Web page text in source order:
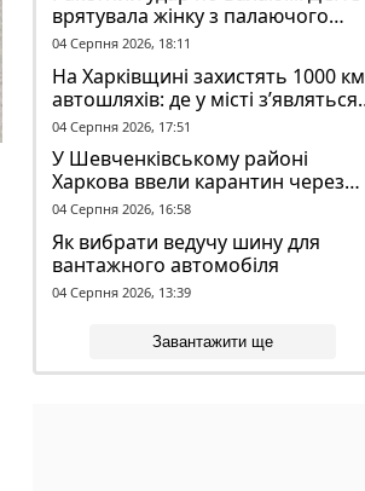
врятувала жінку з палаючого
будинку
04 Серпня 2026, 18:11
На Харківщині захистять 1000 км
автошляхів: де у місті з’являться
антидронові сітки
04 Серпня 2026, 17:51
У Шевченківському районі
Харкова ввели карантин через
скаженого кажана
04 Серпня 2026, 16:58
Як вибрати ведучу шину для
вантажного автомобіля
04 Серпня 2026, 13:39
Завантажити ще